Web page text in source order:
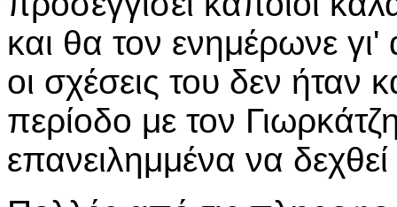
και θα τον ενημέρωνε
οι σχέσεις του δεν ήταν
περίοδο με τον
επανειλημμένα να